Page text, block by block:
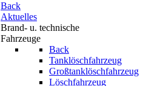
Back
Aktuelles
Brand- u. technische
Fahrzeuge
Back
Tanklöschfahrzeug
Großtanklöschfahrzeug
Löschfahrzeug